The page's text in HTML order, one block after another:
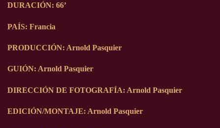
DURACIÓN: 66’
PAÍS: Francia
PRODUCCIÓN: Arnold Pasquier
GUIÓN: Arnold Pasquier
DIRECCIÓN DE FOTOGRAFÍA: Arnold Pasquier
EDICIÓN/MONTAJE: Arnold Pasquier